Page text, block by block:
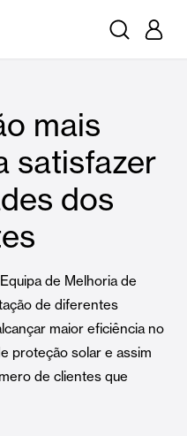
mais
satisfazer
dos
de Melhoria de
de diferentes
maior eficiência no
proteção solar e assim
de clientes que